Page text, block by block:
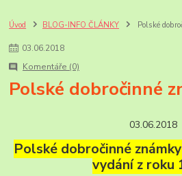
non-stop let Mexiko-NY
Soutěžní exponát
výročí pošt
pamětní razítka
Georg VI
Sri Lanka PL známek
známky ČR-2025
Úvod BLOG-INFO ČLÁNKY Polské
03.06.2018
Komentáře (0)
Polské dobročinné
03.06.2018
Polské dobročinné
vydání z roku